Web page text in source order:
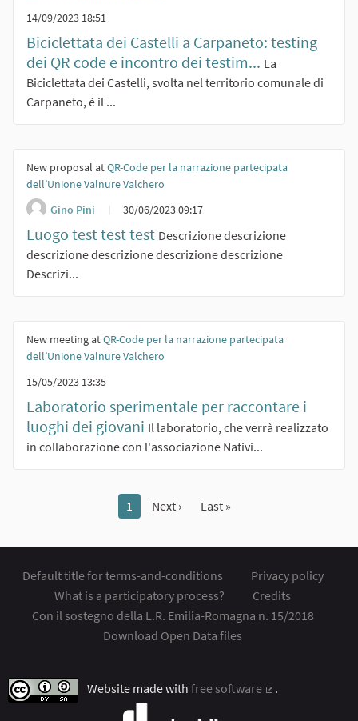
14/09/2023 18:51
Biciclettata dei Castelli a Carpaneto: testing
dei QR code e incontro dei testim... La
Biciclettata dei Castelli, svolta nel territorio comunale di
Carpaneto, è il ...
New proposal atQR-Code per la narrazione partecipata
dell’Unione Valnure Valchero
Gino Pini
30/06/2023 09:17
Luogo test test test Descrizione descrizione
descrizione descrizione descrizione descrizione
Descrizi...
New meeting atQR-Code per la narrazione partecipata
dell’Unione Valnure Valchero
15/05/2023 13:35
Laboratorio sperimentale per raccontare i
luoghi dei giovani Il laboratorio, che verrà realizzato
in collaborazione con l'associazione Nativi...
1 Next › Last »
Default title for terms-and-conditions
Privacy policy
What is a participatory process?
Credits
Con il sostegno della L.R. Emilia-Romagna n. 15/2018
Download Open Data files
Website made with free software
.